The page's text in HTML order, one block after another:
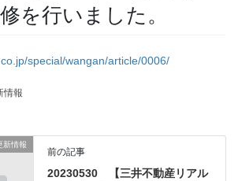
を行いました。
special/wangan/article/0006/
情報
新情報
前の記事
20230530 【三井不動産リアル